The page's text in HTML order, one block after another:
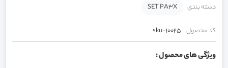
دسته بندی SET PA3X
کد محصول sku-10025
ویژگی های محصول :